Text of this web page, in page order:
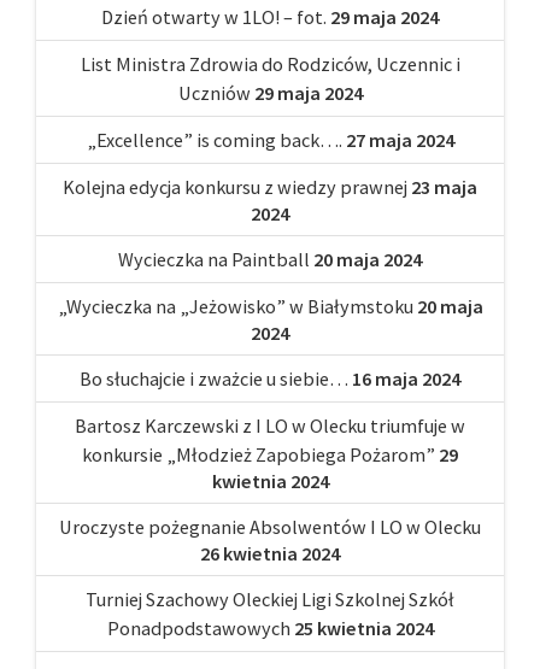
Dzień otwarty w 1LO! – fot. 29 maja 2024
List Ministra Zdrowia do Rodziców, Uczennic i
Uczniów 29 maja 2024
„Excellence” is coming back…. 27 maja 2024
Kolejna edycja konkursu z wiedzy prawnej 23 maja
2024
Wycieczka na Paintball 20 maja 2024
„Wycieczka na „Jeżowisko” w Białymstoku 20 maja
2024
Bo słuchajcie i zważcie u siebie… 16 maja 2024
Bartosz Karczewski z I LO w Olecku triumfuje w
konkursie „Młodzież Zapobiega Pożarom” 29
kwietnia 2024
Uroczyste pożegnanie Absolwentów I LO w Olecku
26 kwietnia 2024
Turniej Szachowy Oleckiej Ligi Szkolnej Szkół
Ponadpodstawowych 25 kwietnia 2024